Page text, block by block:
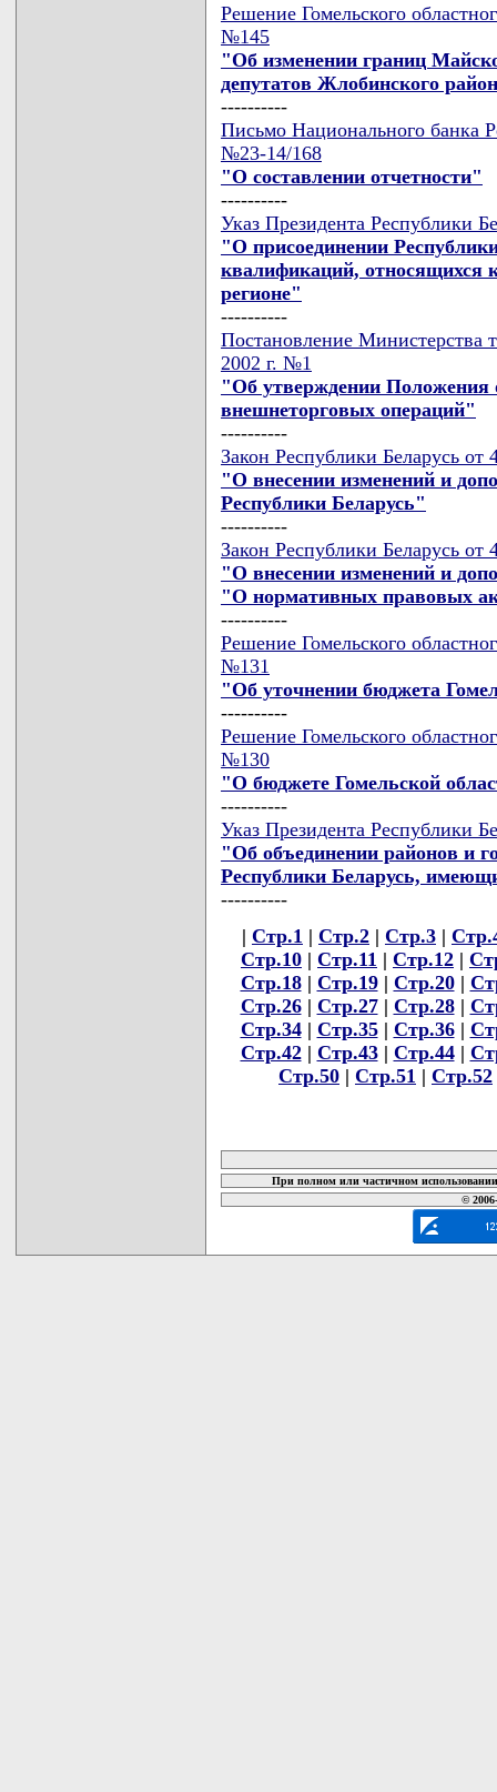
Решение Гомельского
№145
"Об изменении границ
депутатов Жлобинского
----------
Письмо Национального банка
№23-14/168
"О составлении отчетности"
----------
Указ Президента Республики
"О присоединении
квалификаций, относящихся
регионе"
----------
Постановление Министерства
2002 г. №1
"Об утверждении Положения
внешнеторговых операций"
----------
Закон Республики Беларусь от
"О внесении изменений и
Республики Беларусь"
----------
Закон Республики Беларусь от
"О внесении изменений и
"О нормативных правовых
----------
Решение Гомельского
№131
"Об уточнении бюджета
----------
Решение Гомельского
№130
"О бюджете Гомельской
----------
Указ Президента Республики
"Об объединении районов и
Республики Беларусь,
----------
| Стр.1 | Стр.2 | Стр.3 |
Стр.10 | Стр.11 | Стр.12 |
Стр.18| Стр.19| Стр.20|
Стр.26| Стр.27| Стр.28|
Стр.34| Стр.35| Стр.36|
Стр.42| Стр.43| Стр.44|
Стр.50 | Стр.51 | Стр.52
При полном или частичном
©